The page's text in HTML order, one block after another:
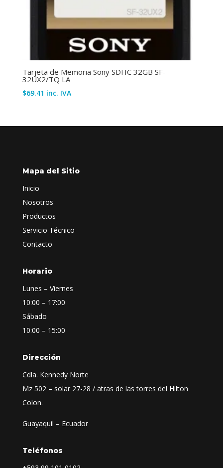
Tarjeta de Memoria Sony SDHC 32GB SF-
32UX2/TQ LA
$69.41 inc. IVA
Mapa del Sitio
Inicio
Nosotros
Productos
Servicio Técnico
Contacto
Horario
Lunes – Viernes
10:00 – 17:00
Sábado
10:00 – 15:00
Dirección
Cdla. Kennedy Norte
Mz 502 – solar 27-28 / atras de las torres del Hilton
Colon.
Guayaquil – Ecuador
Teléfonos